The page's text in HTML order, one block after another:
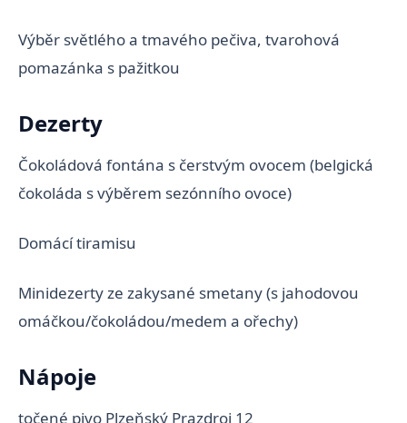
Výběr světlého a tmavého pečiva, tvarohová
pomazánka s pažitkou
Dezerty
Čokoládová fontána s čerstvým ovocem (belgická
čokoláda s výběrem sezónního ovoce)
Domácí tiramisu
Minidezerty ze zakysané smetany (s jahodovou
omáčkou/čokoládou/medem a ořechy)
Nápoje
točené pivo Plzeňský Prazdroj 12